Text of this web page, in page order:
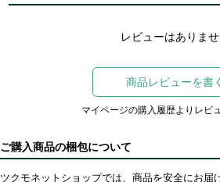
レビューはありま
商品レビューを書く
マイページの購入履歴よりレビ
ご購入商品の梱包について
ツクモネットショップでは、商品を安全にお届